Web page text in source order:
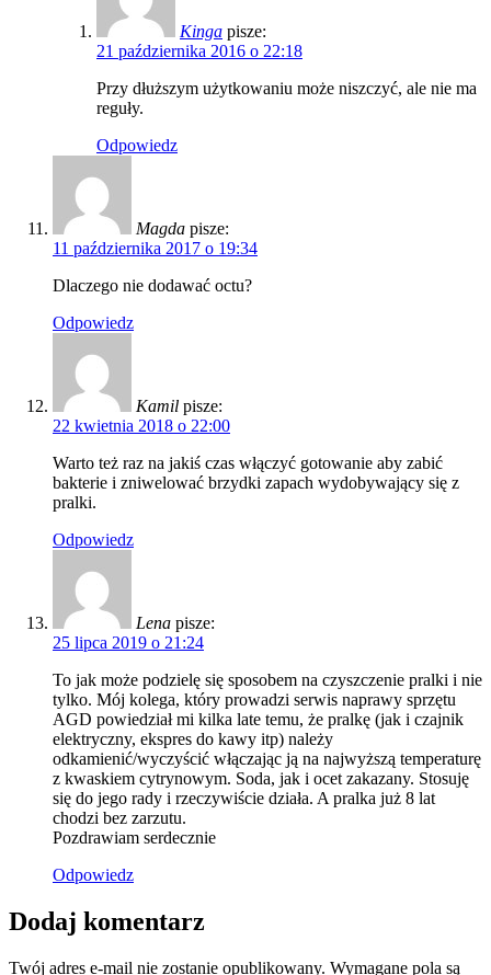
Kinga pisze:
21 października 2016 o 22:18
Przy dłuższym użytkowaniu może niszczyć, ale nie ma
reguły.
Odpowiedz
Magda pisze:
11 października 2017 o 19:34
Dlaczego nie dodawać octu?
Odpowiedz
Kamil pisze:
22 kwietnia 2018 o 22:00
Warto też raz na jakiś czas włączyć gotowanie aby zabić
bakterie i zniwelować brzydki zapach wydobywający się z
pralki.
Odpowiedz
Lena pisze:
25 lipca 2019 o 21:24
To jak może podzielę się sposobem na czyszczenie pralki i nie
tylko. Mój kolega, który prowadzi serwis naprawy sprzętu
AGD powiedział mi kilka late temu, że pralkę (jak i czajnik
elektryczny, ekspres do kawy itp) należy
odkamienić/wyczyścić włączając ją na najwyższą temperaturę
z kwaskiem cytrynowym. Soda, jak i ocet zakazany. Stosuję
się do jego rady i rzeczywiście działa. A pralka już 8 lat
chodzi bez zarzutu.
Pozdrawiam serdecznie
Odpowiedz
Dodaj komentarz
Twój adres e-mail nie zostanie opublikowany. Wymagane pola są